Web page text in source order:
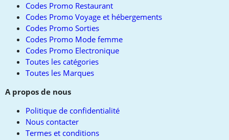
Codes Promo Restaurant
Codes Promo Voyage et hébergements
Codes Promo Sorties
Codes Promo Mode femme
Codes Promo Electronique
Toutes les catégories
Toutes les Marques
A propos de nous
Politique de confidentialité
Nous contacter
Termes et conditions